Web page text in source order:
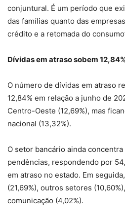
conjuntural. É um período que
das famílias quanto das
crédito e a retomada do
Dívidas em atraso sobem
O número de dívidas em atraso
12,84% em relação a junho de
Centro-Oeste (12,69%), mas
nacional (13,32%).
O setor bancário ainda
pendências, respondendo por
em atraso no estado. Em
(21,69%), outros setores
comunicação (4,02%).